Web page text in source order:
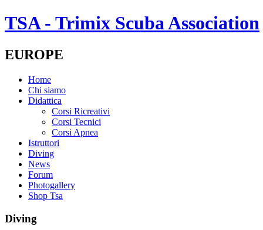
TSA - Trimix Scuba Association
EUROPE
Home
Chi siamo
Didattica
Corsi Ricreativi
Corsi Tecnici
Corsi Apnea
Istruttori
Diving
News
Forum
Photogallery
Shop Tsa
Diving